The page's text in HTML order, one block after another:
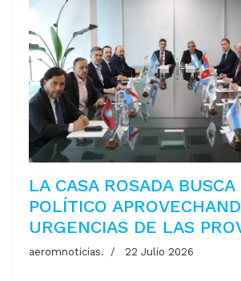
LA CASA ROSADA BUSCA
POLÍTICO
URGENCIAS DE LAS
aeromnoticias. 22 Julio 2026